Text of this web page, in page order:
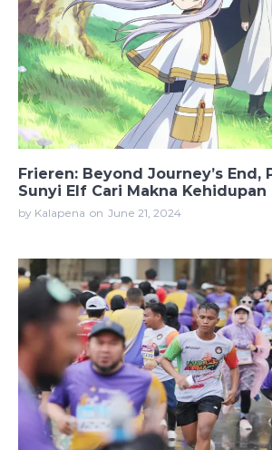
Frieren: Beyond Journey’s End,
Sunyi Elf Cari Makna Kehidupan
by Kalapena on June 21, 2024